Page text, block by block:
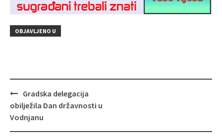
OBJAVLJENO U
Navigacija
objava
Gradska delegacija
obilježila Dan državnosti u
Vodnjanu